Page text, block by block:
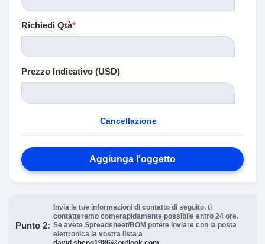
Richiedi Qtà*
Prezzo Indicativo (USD)
Cancellazione
Aggiunga l'oggetto
Punto 2:
Invia le tue informazioni di contatto di seguito, ti
contatteremo comerapidamente possibile entro 24 ore.
Se avete Spreadsheet/BOM potete inviare con la posta
elettronica la vostra lista a